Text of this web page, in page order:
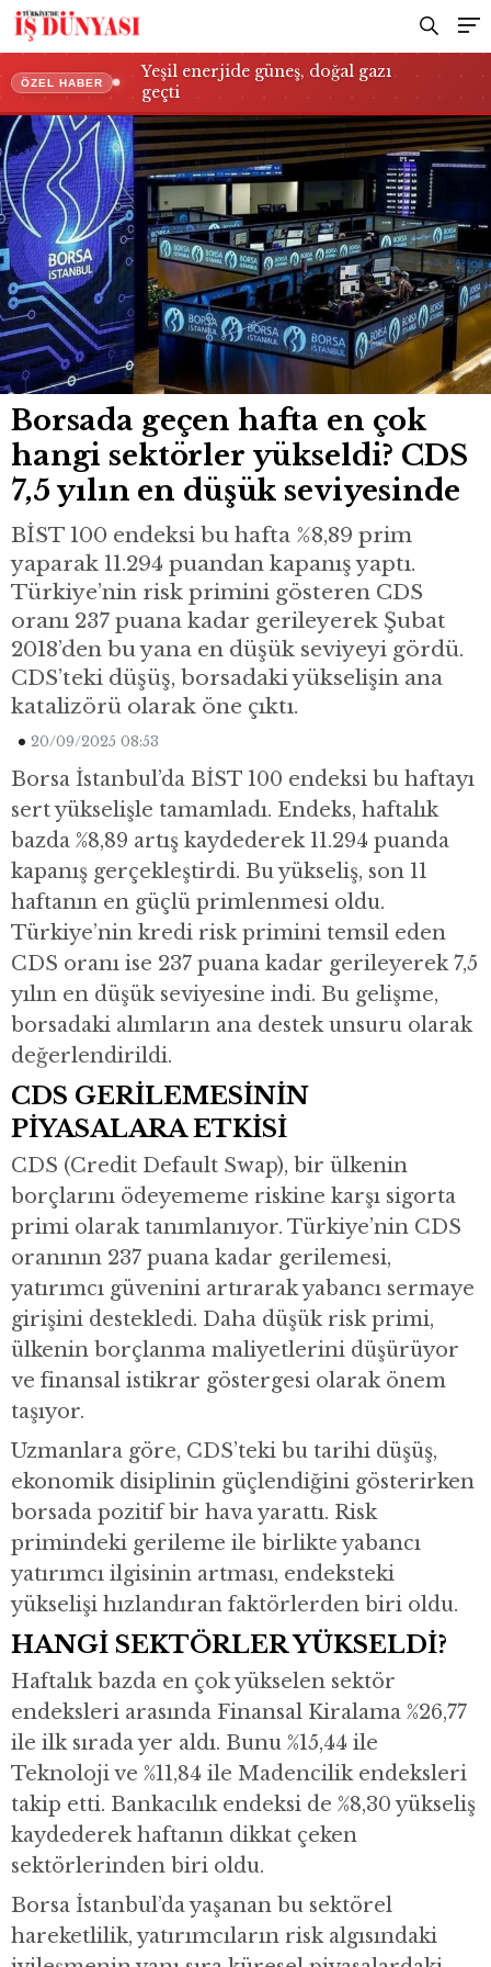
ÖZEL HABER
Yeşil enerjide güneş, doğal gazı
geçti
düşük seviyesinde
Borsada geçen hafta en çok
hangi sektörler yükseldi? CDS
7,5 yılın en düşük seviyesinde
BİST 100 endeksi bu hafta %8,89 prim
yaparak 11.294 puandan kapanış yaptı.
Türkiye’nin risk primini gösteren CDS
oranı 237 puana kadar gerileyerek Şubat
2018’den bu yana en düşük seviyeyi gördü.
CDS’teki düşüş, borsadaki yükselişin ana
katalizörü olarak öne çıktı.
20/09/2025 08:53
Borsa İstanbul’da BİST 100 endeksi bu haftayı
sert yükselişle tamamladı. Endeks, haftalık
bazda %8,89 artış kaydederek 11.294 puanda
kapanış gerçekleştirdi. Bu yükseliş, son 11
haftanın en güçlü primlenmesi oldu.
Türkiye’nin kredi risk primini temsil eden
CDS oranı ise 237 puana kadar gerileyerek 7,5
yılın en düşük seviyesine indi. Bu gelişme,
borsadaki alımların ana destek unsuru olarak
değerlendirildi.
CDS GERİLEMESİNİN
PİYASALARA ETKİSİ
CDS (Credit Default Swap), bir ülkenin
borçlarını ödeyememe riskine karşı sigorta
primi olarak tanımlanıyor. Türkiye’nin CDS
oranının 237 puana kadar gerilemesi,
yatırımcı güvenini artırarak yabancı sermaye
girişini destekledi. Daha düşük risk primi,
ülkenin borçlanma maliyetlerini düşürüyor
ve finansal istikrar göstergesi olarak önem
taşıyor.
Uzmanlara göre, CDS’teki bu tarihi düşüş,
ekonomik disiplinin güçlendiğini gösterirken
borsada pozitif bir hava yarattı. Risk
primindeki gerileme ile birlikte yabancı
yatırımcı ilgisinin artması, endeksteki
yükselişi hızlandıran faktörlerden biri oldu.
HANGİ SEKTÖRLER YÜKSELDİ?
Haftalık bazda en çok yükselen sektör
endeksleri arasında Finansal Kiralama %26,77
ile ilk sırada yer aldı. Bunu %15,44 ile
Teknoloji ve %11,84 ile Madencilik endeksleri
takip etti. Bankacılık endeksi de %8,30 yükseliş
kaydederek haftanın dikkat çeken
sektörlerinden biri oldu.
Borsa İstanbul’da yaşanan bu sektörel
hareketlilik, yatırımcıların risk algısındaki